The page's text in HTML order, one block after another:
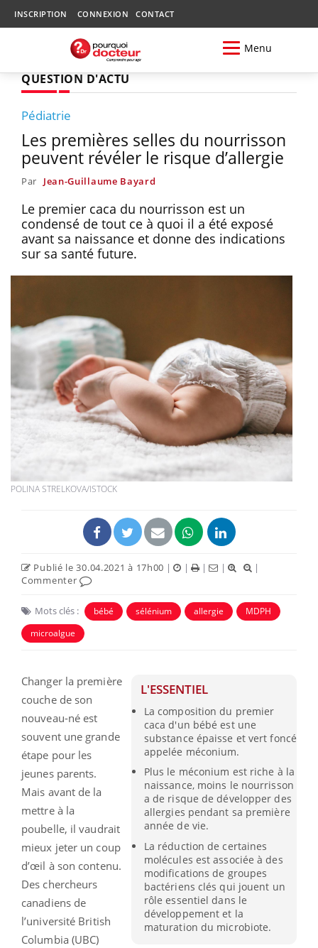
INSCRIPTION CONNEXION CONTACT
Menu
QUESTION D'ACTU
Pédiatrie
Les premières selles du nourrisson
peuvent révéler le risque d’allergie
Par Jean-Guillaume Bayard
Le premier caca du nourrisson est un
condensé de tout ce à quoi il a été exposé
avant sa naissance et donne des indications
sur sa santé future.
POLINA STRELKOVA/ISTOCK
Publié le 30.04.2021 à 17h00 | | | |
|
Commenter
Mots clés : bébé sélénium allergie
MDPH
microalgue
L'ESSENTIEL
La composition du premier
caca d'un bébé est une
substance épaisse et vert foncé
appelée méconium.
Plus le méconium est riche à la
naissance, moins le nourrisson
a de risque de développer des
allergies pendant sa première
année de vie.
La réduction de certaines
molécules est associée à des
modifications de groupes
bactériens clés qui jouent un
rôle essentiel dans le
développement et la
maturation du microbiote.
Changer la première
couche de son
nouveau-né est
souvent une grande
étape pour les
jeunes parents.
Mais avant de la
mettre à la
poubelle, il vaudrait
mieux jeter un coup
d’œil à son contenu.
Des chercheurs
canadiens de
l’université British
Columbia (UBC)